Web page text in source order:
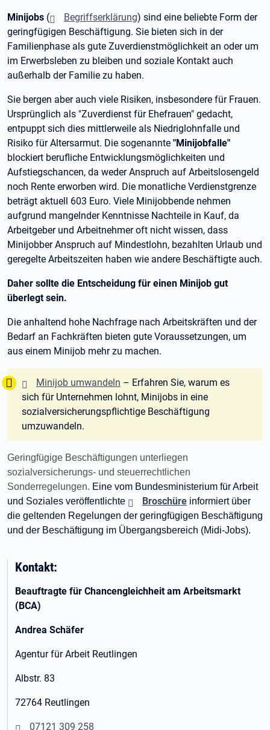
Minijobs ( Begriffserklärung) sind eine beliebte Form der
geringfügigen Beschäftigung. Sie bieten sich in der
Familienphase als gute Zuverdienstmöglichkeit an oder um
im Erwerbsleben zu bleiben und soziale Kontakt auch
außerhalb der Familie zu haben.
Sie bergen aber auch viele Risiken, insbesondere für Frauen.
Ursprünglich als "Zuverdienst für Ehefrauen" gedacht,
entpuppt sich dies mittlerweile als Niedriglohnfalle und
Risiko für Altersarmut. Die sogenannte "Minijobfalle"
blockiert berufliche Entwicklungsmöglichkeiten und
Aufstiegschancen, da weder Anspruch auf Arbeitslosengeld
noch Rente erworben wird. Die monatliche Verdienstgrenze
beträgt aktuell 603 Euro. Viele Minijobbende nehmen
aufgrund mangelnder Kenntnisse Nachteile in Kauf, da
Arbeitgeber und Arbeitnehmer oft nicht wissen, dass
Minijobber Anspruch auf Mindestlohn, bezahlten Urlaub und
geregelte Arbeitszeiten haben wie andere Beschäftigte auch.
Daher sollte die Entscheidung für einen Minijob gut
überlegt sein.
Die anhaltend hohe Nachfrage nach Arbeitskräften und der
Bedarf an Fachkräften bieten gute Voraussetzungen, um
aus einem Minijob mehr zu machen.
Tipp:Minijob umwandeln – Erfahren Sie, warum es
sich für Unternehmen lohnt, Minijobs in eine
sozialversicherungspflichtige Beschäftigung
umzuwandeln.
Geringfügige Beschäftigungen unterliegen
sozialversicherungs- und steuerrechtlichen
Sonderregelungen. Eine vom Bundesministerium für Arbeit
und Soziales veröffentlichte
Broschüre informiert über
die geltenden Regelungen der geringfügigen Beschäftigung
und der Beschäftigung im Übergangsbereich (Midi-Jobs).
Kontakt:
Beauftragte für Chancengleichheit am Arbeitsmarkt
(BCA)
Andrea Schäfer
Agentur für Arbeit Reutlingen
Albstr. 83
72764 Reutlingen
07121 309 258